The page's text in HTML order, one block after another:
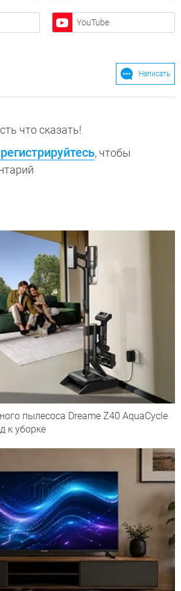
YouTube
Написать
что сказать!
, чтобы
пылесоса Dreame Z40 AquaCycle
к уборке